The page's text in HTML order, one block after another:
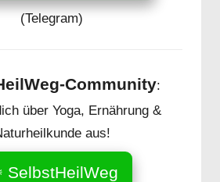
(Telegram)
Community:
über Yoga, Ernährung &
aus!